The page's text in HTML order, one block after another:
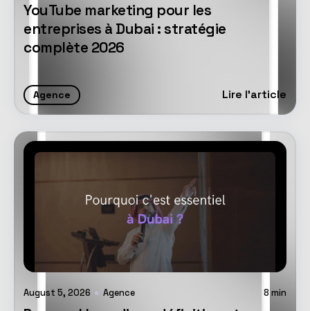
YouTube marketing pour les
entreprises à Dubai : stratégie
complète 2026
Agence Lire l'article
August 5, 2026 Agence 8 min